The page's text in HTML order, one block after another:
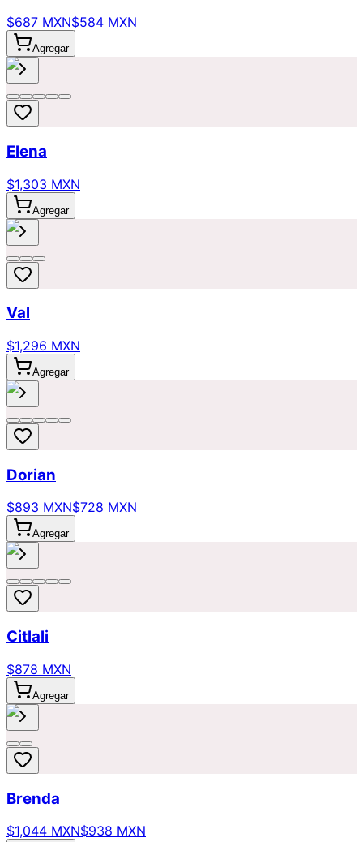
$687 MXN$584 MXN
Agregar
Elena
$1,303 MXN
Agregar
Val
$1,296 MXN
Agregar
Dorian
$893 MXN$728 MXN
Agregar
Citlali
$878 MXN
Agregar
Brenda
$1,044 MXN$938 MXN